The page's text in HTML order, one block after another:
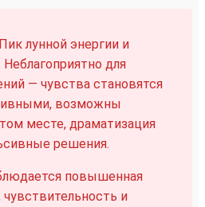
Пик лунной энергии и
для
— чувства становятся
возможны
месте, драматизация
решения.
повышенная
и